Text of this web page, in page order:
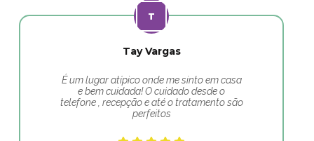
Tay Vargas
É um lugar atípico onde me sinto em casa
e bem cuidada! O cuidado desde o
telefone , recepção e até o tratamento são
perfeitos